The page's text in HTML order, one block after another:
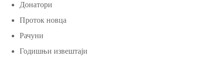
Донатори
Проток новца
Рачуни
Годишњи извештаји